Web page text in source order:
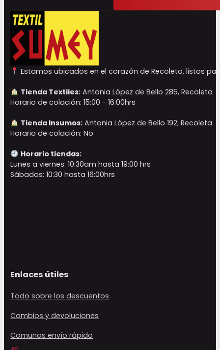
Estamos ubicados en el corazón de Recoleta, listos
Tienda Textiles:Antonia López de Bello 285, Recoleta
Horario de colación: 15:00 - 16:00hrs
Tienda Insumos:Antonia López de Bello 192, Recoleta
Horario de colación: No
Horario tiendas:
Lunes a viernes: 10:30am hasta 19:00 hrs
Sábados: 10:30 hasta 16:00hrs
Enlaces útiles
Todo sobre los descuentos
Cambios y devoluciones
Comunas envío rápido